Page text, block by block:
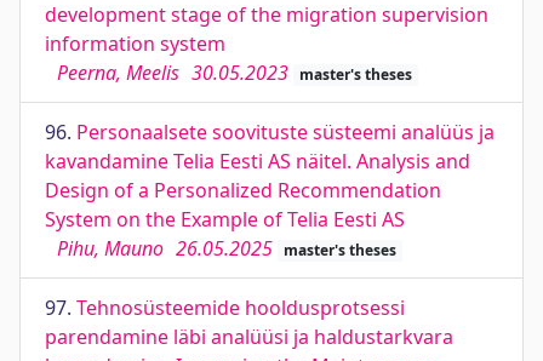
development stage of the migration supervision
information system
Peerna, Meelis 30.05.2023 master's theses
96. Personaalsete soovituste süsteemi analüüs ja
kavandamine Telia Eesti AS näitel. Analysis and
Design of a Personalized Recommendation
System on the Example of Telia Eesti AS
Pihu, Mauno 26.05.2025 master's theses
97. Tehnosüsteemide hooldusprotsessi
parendamine läbi analüüsi ja haldustarkvara